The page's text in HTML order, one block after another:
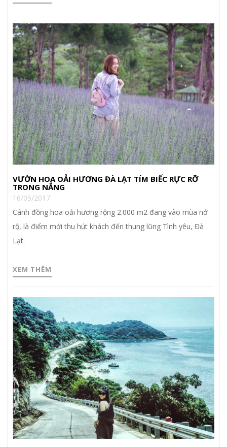
VƯỜN HOA OẢI HƯƠNG ĐÀ LẠT TÍM BIẾC RỰC RỠ
TRONG NẮNG
16/05/2017
Cánh đồng hoa oải hương rộng 2.000 m2 đang vào mùa nở
rộ, là điểm mới thu hút khách đến thung lũng Tình yêu, Đà
Lạt.
XEM THÊM